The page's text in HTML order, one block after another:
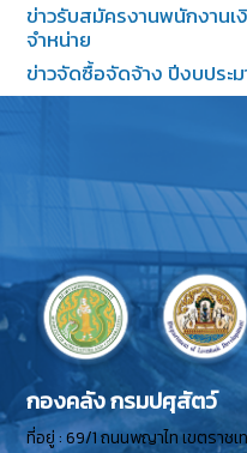
ข่าวรับสมัครงานพนักงาน
จำหน่าย
ข่าวจัดซื้อจัดจ้าง ปีงบประ
กองคลัง กรมปศุสัตว์
ที่อยู่ : 69/1 ถนนพญาไท เขตราช